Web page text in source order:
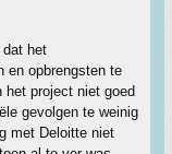
het
en opbrengsten te
project niet goed
gevolgen te weinig
met Deloitte niet